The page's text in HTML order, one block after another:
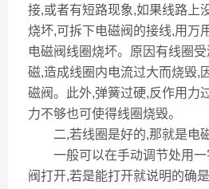
接,或者有短路现象,如果线路上
烧坏,可拆下电磁阀的接线,用万
电磁阀线圈烧坏。原因有线圈
磁,造成线圈内电流过大而烧毁,
磁阀。此外,弹簧过硬,反作用力
力不够也可使得线圈烧毁。
二,若线圈是好的,那就是电磁
一般可以在手动调节处用一
阀打开,若是能打开就说明的确